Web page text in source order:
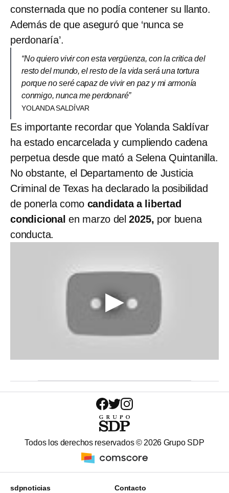
consternada que no podía contener su llanto.
Además de que aseguró que ‘nunca se
perdonaría’.
“No quiero vivir con esta vergüenza, con la critica del
resto del mundo, el resto de la vida será una tortura
porque no seré capaz de vivir en paz y mi armonía
conmigo, nunca me perdonaré”
YOLANDA SALDÍVAR
Es importante recordar que Yolanda Saldívar
ha estado encarcelada y cumpliendo cadena
perpetua desde que mató a Selena Quintanilla.
No obstante, el Departamento de Justicia
Criminal de Texas ha declarado la posibilidad
de ponerla como candidata a libertad
condicional en marzo del2025, por buena
conducta.
Todos los derechos reservados © 2026 Grupo SDP
sdpnoticias Contacto